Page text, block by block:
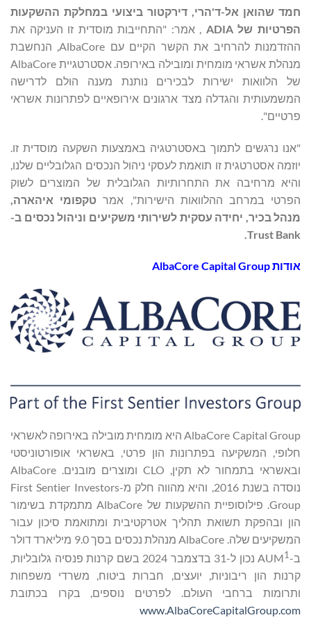
חמד שהואן אל-ד'הרי, דירקטור ביצועי במחלקת ההשקעות
הפרטיות שלADIA , אמר: "התחייבות מוסדית זו העניקה את
ההזדמנות להרחיב את הקשר הקיים עם AlbaCore, הנחשבת
מנהלת אשראי מומחית ומובילה באירופה. אסטרטגיית AlbaCore
של הלוואות ישירות לבכירים נותנת מענה הולם לדרישה
המשמעותית והגדלה מצד ארגונים אירופאיים לפתרונות אשראי
פרטיים".
"אנו נרגשים לתמוך באסטרטגיה באמצעות השקעה מוסדית זו.
יוזמה אסטרטגית זו תואמת לעסקי ניהול הנכסים הגלובליים שלנו,
והיא מרחיבה את התחרותיות הגלובלית של המוצרים לשוק
הפרטי במרחב ההלוואות הישירות", אמר טקפומי איהארה,
מנהל בכיר, יחידה עסקית לשירותי משקיעים וניהול נכסים ב-
Trust Bank
אודותAlbaCore Capital Group
AlbaCore Capital Group היא מומחית מובילה באירופה לאשראי
חלופי, המשקיעה בפתרונות הון פרטי, באשראי אופורטוניסטי
ובאשראי בתמחור לא תקין, CLO ומוצרים מובנים. AlbaCore
נוסדה בשנת 2016, והיא מהווה חלק מ-First Sentier Investors
Group. פילוסופיית ההשקעות של AlbaCore מתמקדת בשימור
הון ובהפקת תשואת תהליך אטרקטיבית ומתואמת סיכון עבור
המשקיעים שלה. AlbaCore מנהלת נכסים בסך 9.0 מיליארד דולר
ב-AUM1
נכון ל-31 בדצמבר 2024 בשם קרנות פנסיה גלובליות,
קרנות הון ריבוניות, יועצים, חברות ביטוח, משרדי משפחות
ותרומות ברחבי העולם. לפרטים נוספים, בקרו בכתובת
www.AlbaCoreCapitalGroup.com